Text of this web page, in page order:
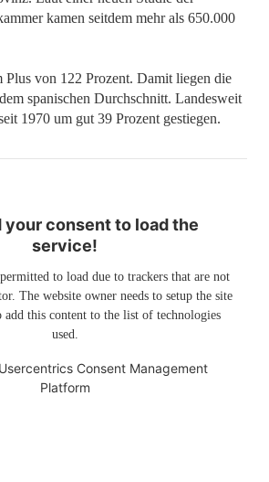
kamen seitdem mehr als 650.000
Plus von 122 Prozent. Damit liegen die
spanischen Durchschnitt. Landesweit
1970 um gut 39 Prozent gestiegen.
your consent to load the
service!
to load due to trackers that are not
The website owner needs to setup the site
this content to the list of technologies
used.
Usercentrics Consent Management
Platform